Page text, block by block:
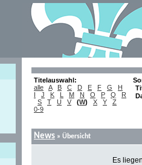
Titelauswahl:
alle
A B C D E F G
H
I
J K L M N O P Q
R
S
T U V (W) X Y
Z
0-9
News » Übersicht
Es